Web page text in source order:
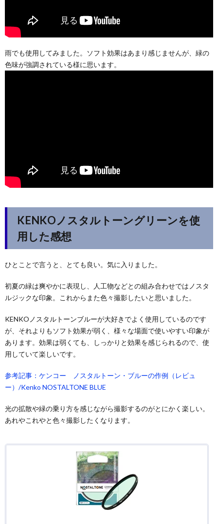
雨でも使用してみました。ソフト効果はあまり感じませんが、緑の
色味が強調されている様に思います。
KENKOノスタルトーングリーンを使
用した感想
ひとことで言うと、とても良い。気に入りました。
初夏の緑は爽やかに表現し、人工物などとの組み合わせではノスタ
ルジックな印象。これからまた色々撮影したいと思いました。
KENKOノスタルトーンブルーが大好きでよく使用しているのです
が、それよりもソフト効果が弱く、様々な場面で使いやすい印象が
あります。効果は弱くても、しっかりと効果を感じられるので、使
用していて楽しいです。
参考記事：ケンコー ノスタルトーン・ブルーの作例（レビュ
ー）/Kenko NOSTALTONE BLUE
光の拡散や緑の乗り方を感じながら撮影するのがとにかく楽しい。
あれやこれやと色々撮影したくなります。